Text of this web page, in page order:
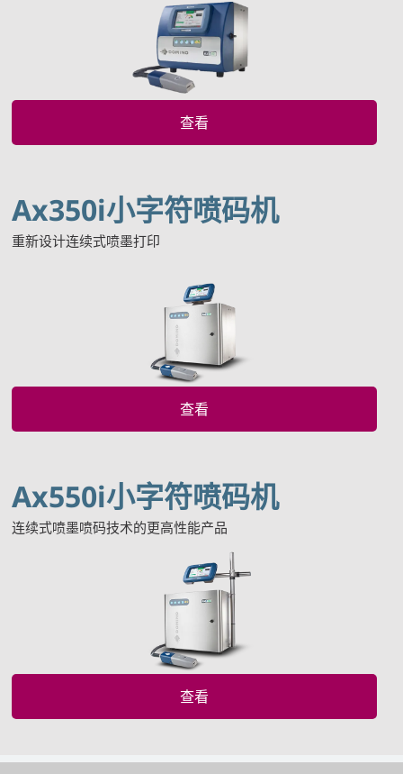
查看
Ax350i小字符喷码机
重新设计连续式喷墨打印
查看
Ax550i小字符喷码机
连续式喷墨喷码技术的更高性能产品
查看